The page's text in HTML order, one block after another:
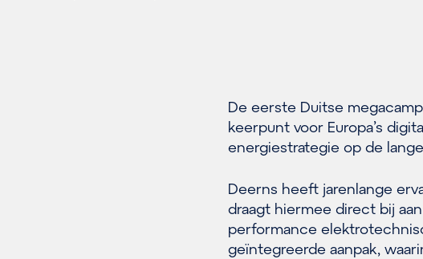
De eerste Duitse
keerpunt voor Europa’s
energiestrategie op de
Deerns heeft jarenlange
draagt hiermee direct bij
performance
geïntegreerde aanpak,